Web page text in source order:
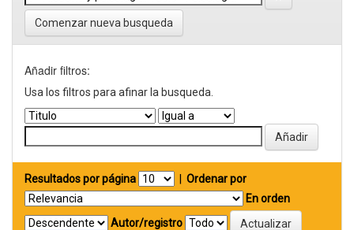
Comenzar nueva busqueda
Añadir filtros:
Usa los filtros para afinar la busqueda.
Resultados por página
Ordenar por
En orden
Autor/registro